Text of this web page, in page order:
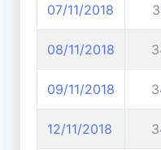
07/11/2018
08/11/2018
09/11/2018
12/11/2018